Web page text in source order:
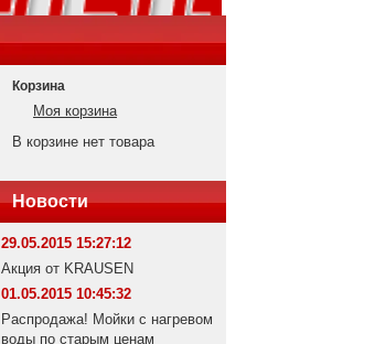
Корзина
Моя корзина
В корзине нет товара
Новости
29.05.2015 15:27:12
Акция от KRAUSEN
01.05.2015 10:45:32
Распродажа! Мойки с нагревом
воды по старым ценам